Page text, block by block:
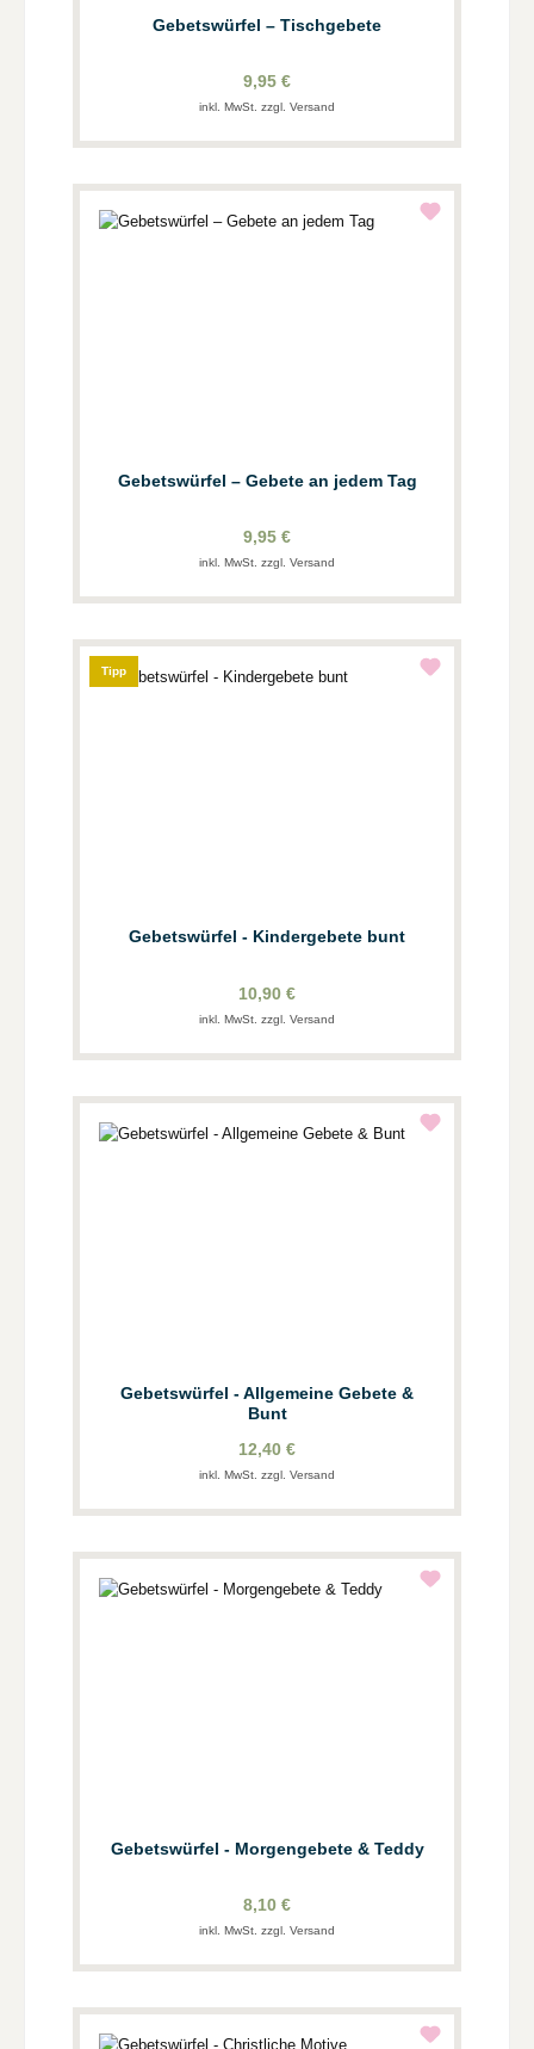
Gebetswürfel – Tischgebete
9,95 €
inkl. MwSt. zzgl. Versand
Gebetswürfel – Gebete an jedem Tag
9,95 €
inkl. MwSt. zzgl. Versand
Tipp
Gebetswürfel - Kindergebete bunt
10,90 €
inkl. MwSt. zzgl. Versand
Gebetswürfel - Allgemeine Gebete &
Bunt
12,40 €
inkl. MwSt. zzgl. Versand
Gebetswürfel - Morgengebete & Teddy
8,10 €
inkl. MwSt. zzgl. Versand